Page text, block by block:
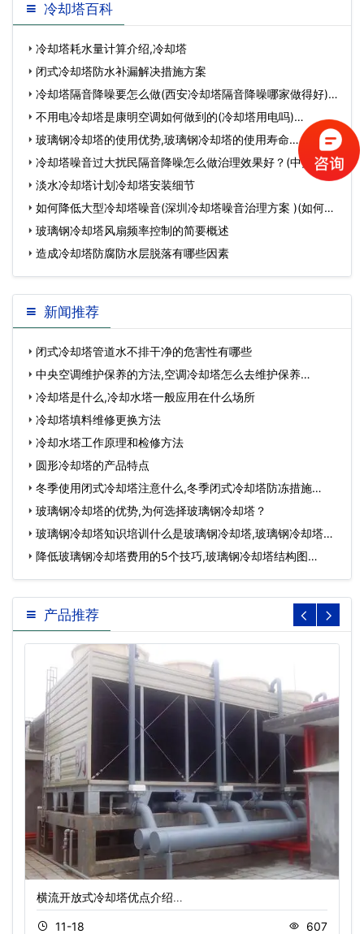
冷却塔百科
冷却塔耗水量计算介绍,冷却塔
闭式冷却塔防水补漏解决措施方案
冷却塔隔音降噪要怎么做(西安冷却塔隔音降噪哪家做得好)…
不用电冷却塔是康明空调如何做到的(冷却塔用电吗)…
玻璃钢冷却塔的使用优势,玻璃钢冷却塔的使用寿命…
冷却塔噪音过大扰民隔音降噪怎么做治理效果好？(中央空调
冷却塔噪音)…
淡水冷却塔计划冷却塔安装细节
如何降低大型冷却塔噪音(深圳冷却塔噪音治理方案 )(如何降
低冷却速度)…
玻璃钢冷却塔风扇频率控制的简要概述
造成冷却塔防腐防水层脱落有哪些因素
新闻推荐
闭式冷却塔管道水不排干净的危害性有哪些
中央空调维护保养的方法,空调冷却塔怎么去维护保养…
冷却塔是什么,冷却水塔一般应用在什么场所
冷却塔填料维修更换方法
冷却水塔工作原理和检修方法
圆形冷却塔的产品特点
冬季使用闭式冷却塔注意什么,冬季闭式冷却塔防冻措施…
玻璃钢冷却塔的优势,为何选择玻璃钢冷却塔？
玻璃钢冷却塔知识培训什么是玻璃钢冷却塔,玻璃钢冷却塔参
数…降低玻璃钢冷却塔费用的5个技巧,玻璃钢冷却塔结构图…
产品推荐
横流开放式冷却塔优点介绍…
11-18 607